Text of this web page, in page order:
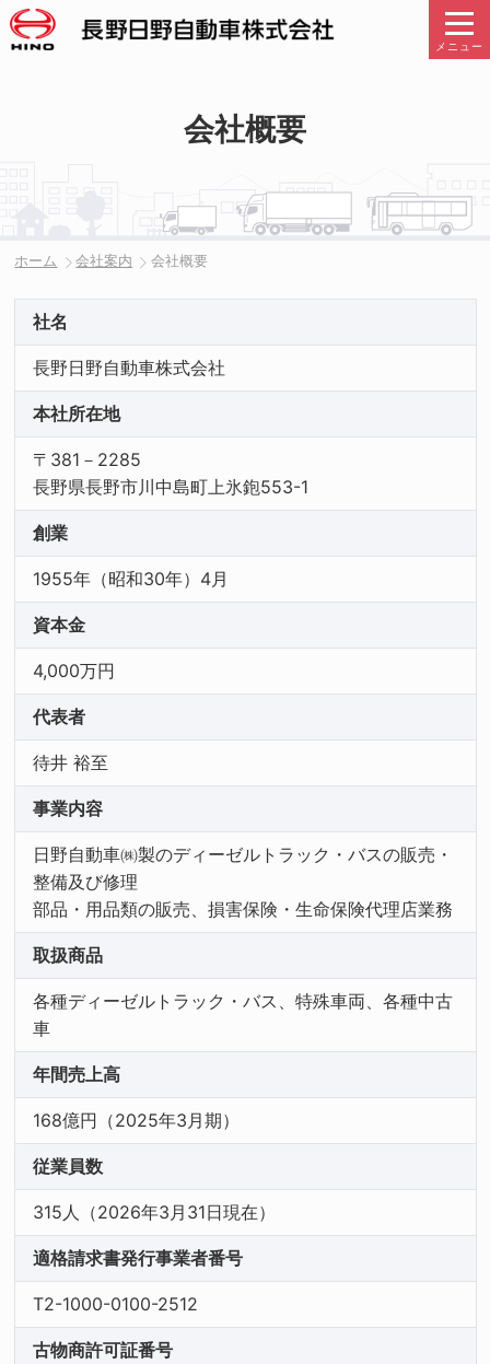
メニュー
会社概要
ホーム 会社案内 会社概要
社名
長野日野自動車株式会社
本社所在地
〒381－2285
長野県長野市川中島町上氷鉋553-1
創業
1955年（昭和30年）4月
資本金
4,000万円
代表者
待井 裕至
事業内容
日野自動車㈱製のディーゼルトラック・バスの販売・
整備及び修理
部品・用品類の販売、損害保険・生命保険代理店業務
取扱商品
各種ディーゼルトラック・バス、特殊車両、各種中古
車
年間売上高
168億円（2025年3月期）
従業員数
315人（2026年3月31日現在）
適格請求書発行事業者番号
T2-1000-0100-2512
古物商許可証番号